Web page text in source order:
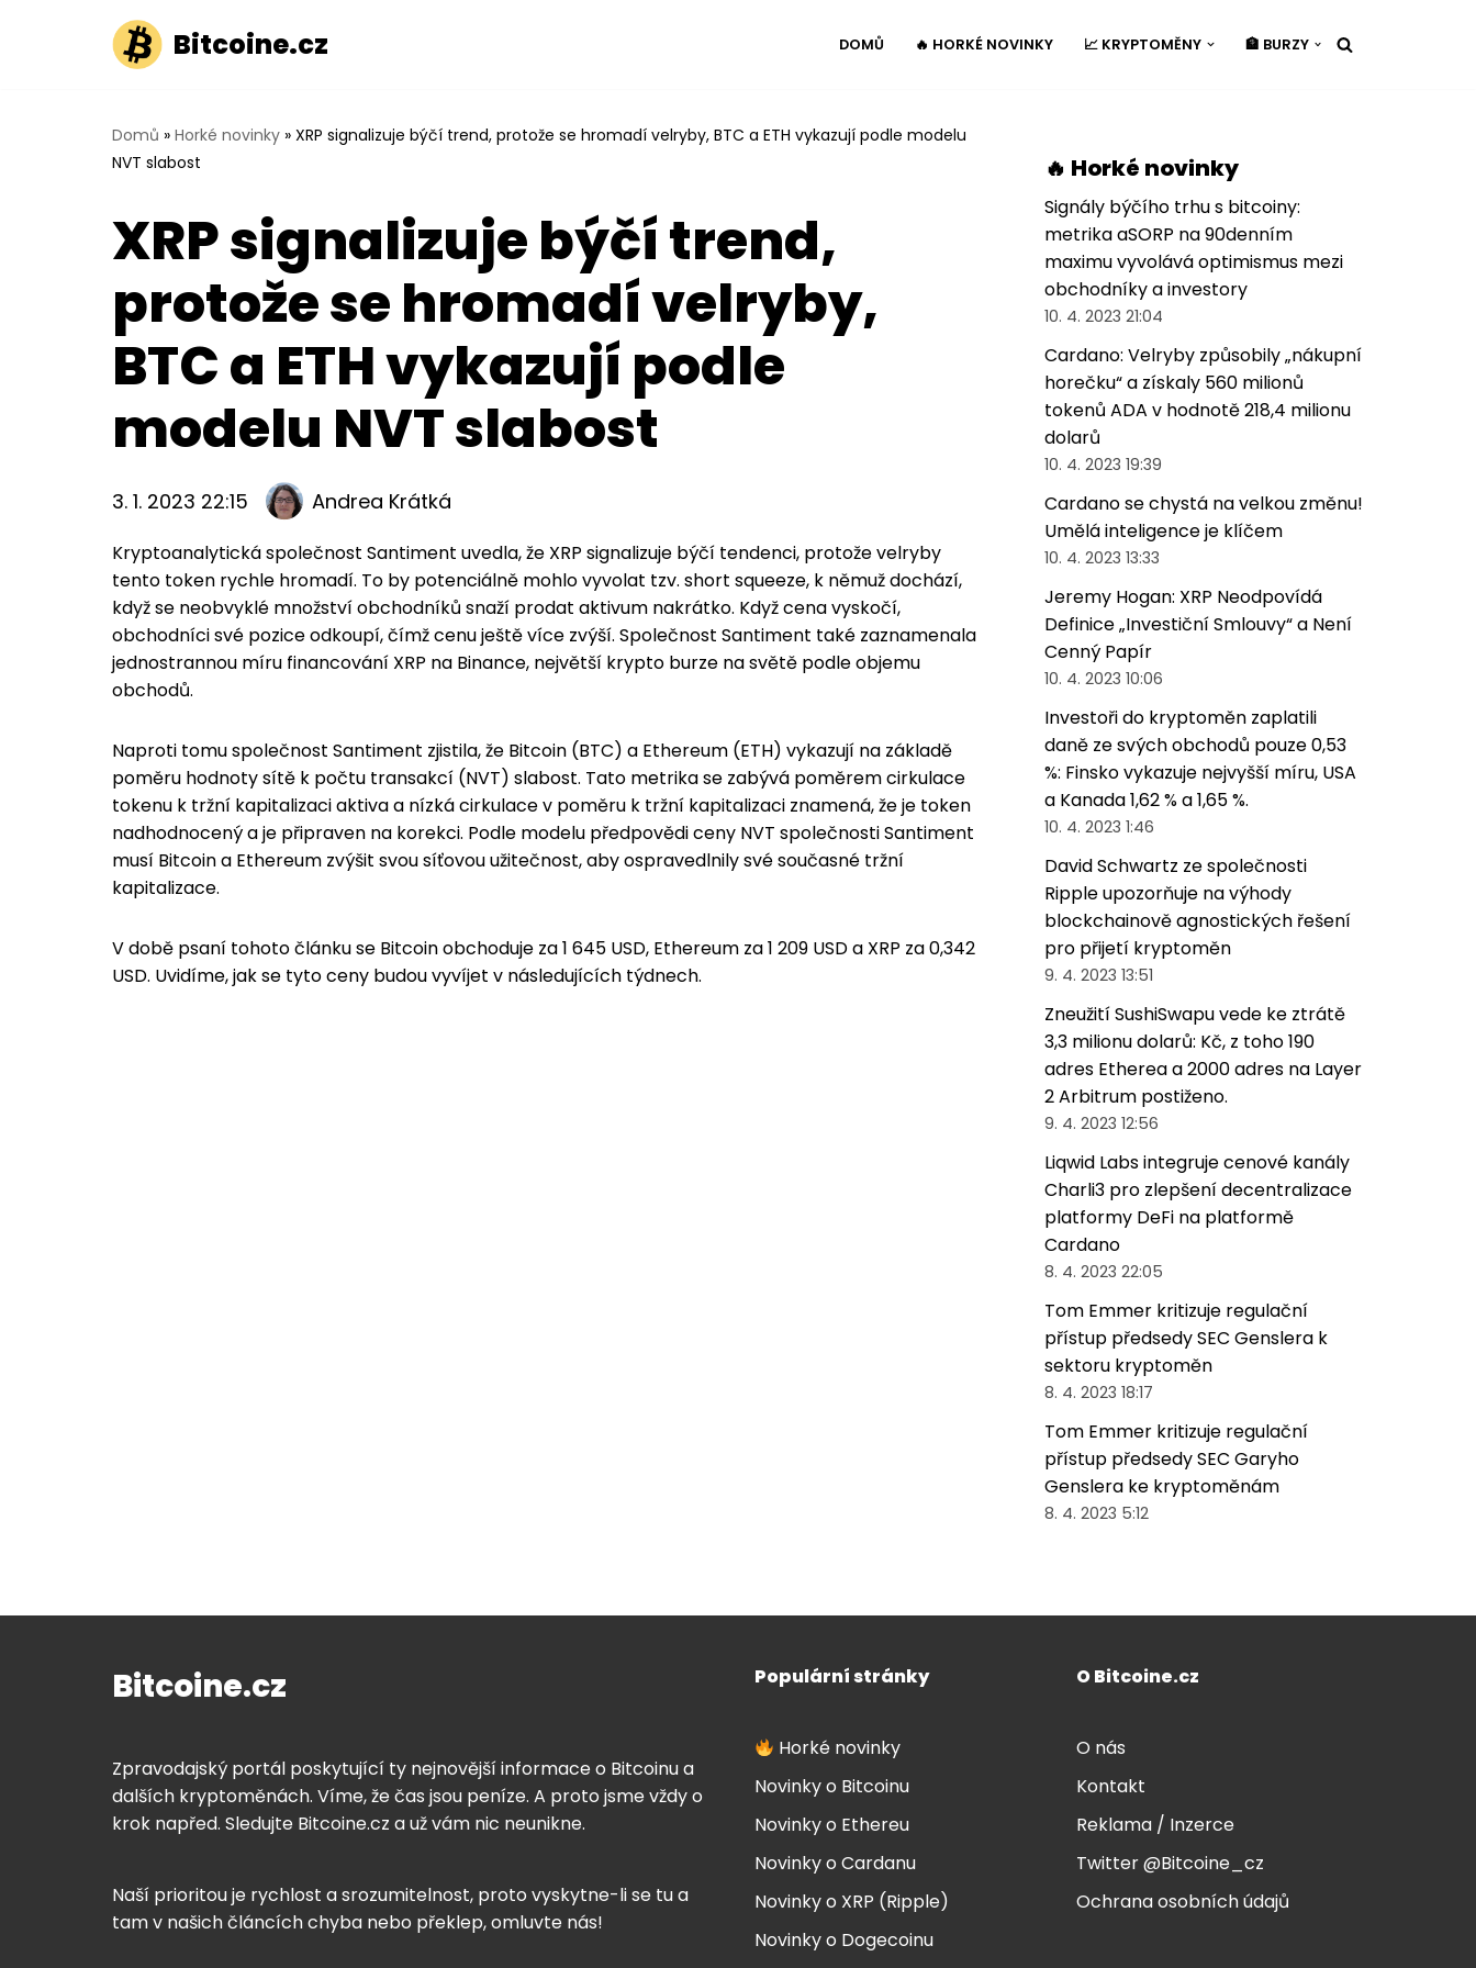
Bitcoine.cz DOMŮ 🔥 HORKÉ NOVINKY 📈 KRYPTOMĚNY 🏦 BURZY
Domů » Horké novinky » XRP signalizuje býčí trend, protože se hromadí velryby, BTC a ETH vykazují podle modelu
NVT slabost
XRP signalizuje býčí trend,
protože se hromadí velryby,
BTC a ETH vykazují podle
modelu NVT slabost
3. 1. 2023 22:15 Andrea Krátká
Kryptoanalytická společnost Santiment uvedla, že XRP signalizuje býčí tendenci, protože velryby
tento token rychle hromadí. To by potenciálně mohlo vyvolat tzv. short squeeze, k němuž dochází,
když se neobvyklé množství obchodníků snaží prodat aktivum nakrátko. Když cena vyskočí,
obchodníci své pozice odkoupí, čímž cenu ještě více zvýší. Společnost Santiment také zaznamenala
jednostrannou míru financování XRP na Binance, největší krypto burze na světě podle objemu
obchodů.
Naproti tomu společnost Santiment zjistila, že Bitcoin (BTC) a Ethereum (ETH) vykazují na základě
poměru hodnoty sítě k počtu transakcí (NVT) slabost. Tato metrika se zabývá poměrem cirkulace
tokenu k tržní kapitalizaci aktiva a nízká cirkulace v poměru k tržní kapitalizaci znamená, že je token
nadhodnocený a je připraven na korekci. Podle modelu předpovědi ceny NVT společnosti Santiment
musí Bitcoin a Ethereum zvýšit svou síťovou užitečnost, aby ospravedlnily své současné tržní
kapitalizace.
V době psaní tohoto článku se Bitcoin obchoduje za 1 645 USD, Ethereum za 1 209 USD a XRP za 0,342
USD. Uvidíme, jak se tyto ceny budou vyvíjet v následujících týdnech.
🔥 Horké novinky
Signály býčího trhu s bitcoiny:
metrika aSORP na 90denním
maximu vyvolává optimismus mezi
obchodníky a investory
10. 4. 2023 21:04
Cardano: Velryby způsobily „nákupní
horečku“ a získaly 560 milionů
tokenů ADA v hodnotě 218,4 milionu
dolarů
10. 4. 2023 19:39
Cardano se chystá na velkou změnu!
Umělá inteligence je klíčem
10. 4. 2023 13:33
Jeremy Hogan: XRP Neodpovídá
Definice „Investiční Smlouvy“ a Není
Cenný Papír
10. 4. 2023 10:06
Investoři do kryptoměn zaplatili
daně ze svých obchodů pouze 0,53
%: Finsko vykazuje nejvyšší míru, USA
a Kanada 1,62 % a 1,65 %.
10. 4. 2023 1:46
David Schwartz ze společnosti
Ripple upozorňuje na výhody
blockchainově agnostických řešení
pro přijetí kryptoměn
9. 4. 2023 13:51
Zneužití SushiSwapu vede ke ztrátě
3,3 milionu dolarů: Kč, z toho 190
adres Etherea a 2000 adres na Layer
2 Arbitrum postiženo.
9. 4. 2023 12:56
Liqwid Labs integruje cenové kanály
Charli3 pro zlepšení decentralizace
platformy DeFi na platformě
Cardano
8. 4. 2023 22:05
Tom Emmer kritizuje regulační
přístup předsedy SEC Genslera k
sektoru kryptoměn
8. 4. 2023 18:17
Tom Emmer kritizuje regulační
přístup předsedy SEC Garyho
Genslera ke kryptoměnám
8. 4. 2023 5:12
Bitcoine.cz
Zpravodajský portál poskytující ty nejnovější informace o Bitcoinu a
dalších kryptoměnách. Víme, že čas jsou peníze. A proto jsme vždy o
krok napřed. Sledujte Bitcoine.cz a už vám nic neunikne.
Naší prioritou je rychlost a srozumitelnost, proto vyskytne-li se tu a
tam v našich článcích chyba nebo překlep, omluvte nás!
Populární stránky
Horké novinky
Novinky o Bitcoinu
Novinky o Ethereu
Novinky o Cardanu
Novinky o XRP (Ripple)
Novinky o Dogecoinu
O Bitcoine.cz
O nás
Kontakt
Reklama / Inzerce
Twitter @Bitcoine_cz
Ochrana osobních údajů